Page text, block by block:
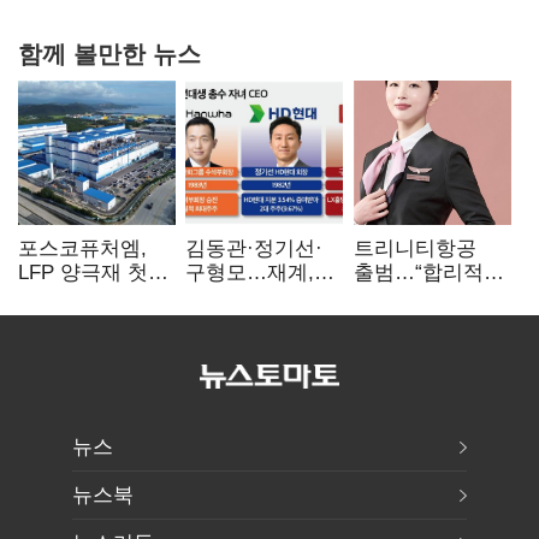
함께 볼만한 뉴스
포스코퓨처엠,
LFP 양극재 첫
ESS 시장 공략
김동관·정기선·
구형모…재계,
전성시대
트리니티항공
출범…“합리적
서비스로 승부”
뉴스
뉴스북